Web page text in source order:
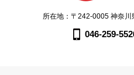
所在地：〒242-0005 神奈
046-259-